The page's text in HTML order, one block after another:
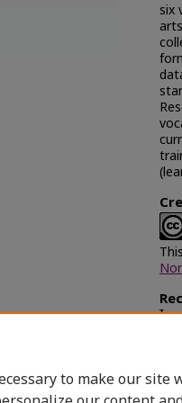
six
ไพ
to make our site